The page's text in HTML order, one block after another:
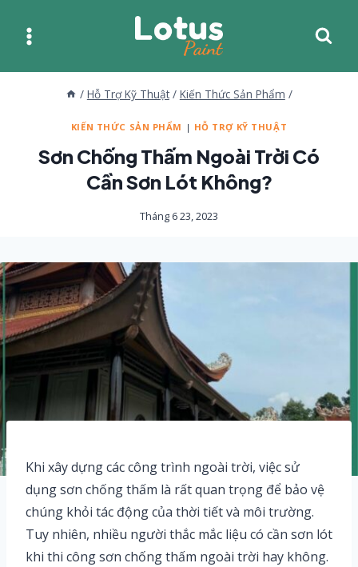
/ Hỗ Trợ Kỹ Thuật / Kiến Thức Sản Phẩm /
KIẾN THỨC SẢN PHẨM | HỖ TRỢ KỸ THUẬT
Sơn Chống Thấm Ngoài Trời Có
Cần Sơn Lót Không?
Tháng 6 23, 2023
Khi xây dựng các công trình ngoài trời, việc sử
dụng sơn chống thấm là rất quan trọng để bảo vệ
chúng khỏi tác động của thời tiết và môi trường.
Tuy nhiên, nhiều người thắc mắc liệu có cần sơn lót
khi thi công sơn chống thấm ngoài trời hay không.